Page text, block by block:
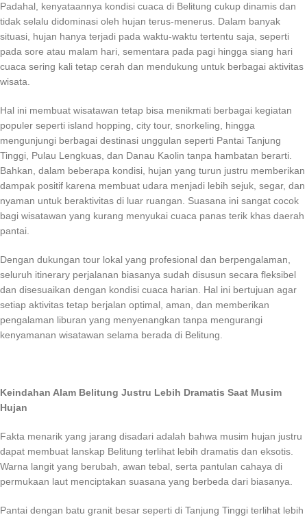
Padahal, kenyataannya kondisi cuaca di Belitung cukup dinamis dan
tidak selalu didominasi oleh hujan terus-menerus. Dalam banyak
situasi, hujan hanya terjadi pada waktu-waktu tertentu saja, seperti
pada sore atau malam hari, sementara pada pagi hingga siang hari
cuaca sering kali tetap cerah dan mendukung untuk berbagai aktivitas
wisata.
Hal ini membuat wisatawan tetap bisa menikmati berbagai kegiatan
populer seperti island hopping, city tour, snorkeling, hingga
mengunjungi berbagai destinasi unggulan seperti Pantai Tanjung
Tinggi, Pulau Lengkuas, dan Danau Kaolin tanpa hambatan berarti.
Bahkan, dalam beberapa kondisi, hujan yang turun justru memberikan
dampak positif karena membuat udara menjadi lebih sejuk, segar, dan
nyaman untuk beraktivitas di luar ruangan. Suasana ini sangat cocok
bagi wisatawan yang kurang menyukai cuaca panas terik khas daerah
pantai.
Dengan dukungan tour lokal yang profesional dan berpengalaman,
seluruh itinerary perjalanan biasanya sudah disusun secara fleksibel
dan disesuaikan dengan kondisi cuaca harian. Hal ini bertujuan agar
setiap aktivitas tetap berjalan optimal, aman, dan memberikan
pengalaman liburan yang menyenangkan tanpa mengurangi
kenyamanan wisatawan selama berada di Belitung.
Keindahan Alam Belitung Justru Lebih Dramatis Saat Musim
Hujan
Fakta menarik yang jarang disadari adalah bahwa musim hujan justru
dapat membuat lanskap Belitung terlihat lebih dramatis dan eksotis.
Warna langit yang berubah, awan tebal, serta pantulan cahaya di
permukaan laut menciptakan suasana yang berbeda dari biasanya.
Pantai dengan batu granit besar seperti di Tanjung Tinggi terlihat lebih